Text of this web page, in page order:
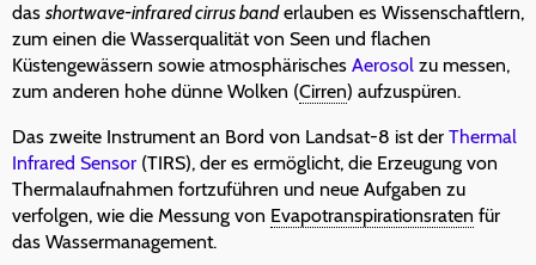
das shortwave-infrared cirrus banderlauben es Wissenschaftlern,
zum einen die Wasserqualität von Seen und flachen
Küstengewässern sowie atmosphärisches Aerosol zu messen,
zum anderen hohe dünne Wolken (Cirren) aufzuspüren.
Das zweite Instrument an Bord von Landsat-8 ist der Thermal
Infrared Sensor (TIRS), der es ermöglicht, die Erzeugung von
Thermalaufnahmen fortzuführen und neue Aufgaben zu
verfolgen, wie die Messung von Evapotranspirationsraten für
das Wassermanagement.